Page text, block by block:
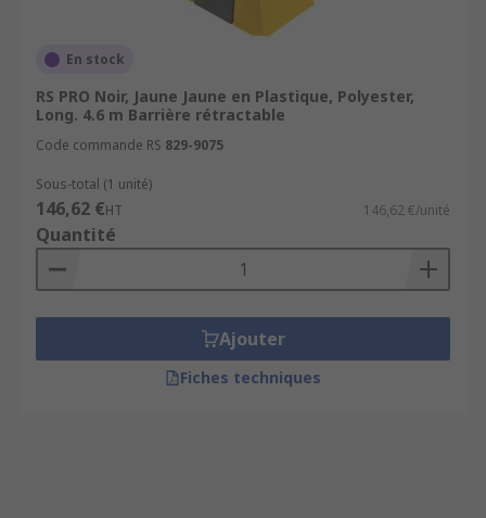
En stock
RS PRO Noir, Jaune Jaune en Plastique, Polyester,
Long. 4.6 m Barrière rétractable
Code commande RS 829-9075
Sous-total (1 unité)
146,62 €HT 146,62 €/unité
Quantité
Ajouter
Fiches techniques